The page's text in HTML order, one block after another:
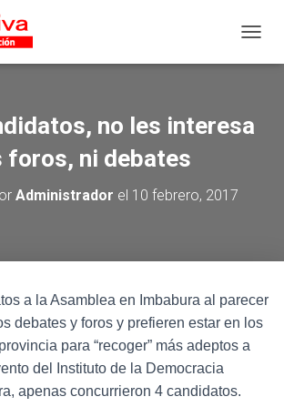
no les interesa
foros, ni debates
Administrador el 10 febrero, 2017
a la Asamblea en Imbabura al parecer
debates y foros y prefieren estar en los
para “recoger” más adeptos a
del Instituto de la Democracia
apenas concurrieron 4 candidatos.